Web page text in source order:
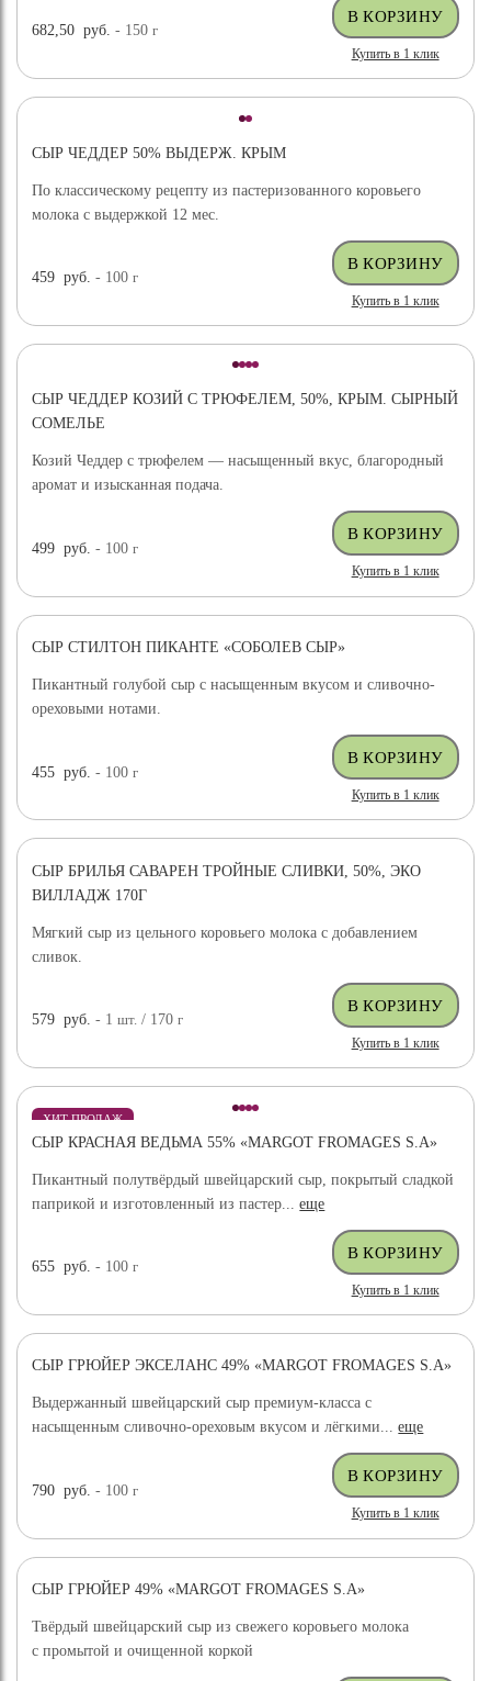
682,50 руб. - 150г
Купить в 1 клик
СЫР ЧЕДДЕР 50% ВЫДЕРЖ. КРЫМ
По классическому рецепту из пастеризованного коровьего
молока с выдержкой 12 мес.
459 руб. - 100г
Купить в 1 клик
СЫР ЧЕДДЕР КОЗИЙ С ТРЮФЕЛЕМ, 50%, КРЫМ. СЫРНЫЙ
СОМЕЛЬЕ
Козий Чеддер с трюфелем — насыщенный вкус, благородный
аромат и изысканная подача.
499 руб. - 100г
Купить в 1 клик
СЫР СТИЛТОН ПИКАНТЕ «СОБОЛЕВ СЫР»
Пикантный голубой сыр с насыщенным вкусом и сливочно-
ореховыми нотами.
455 руб. - 100г
Купить в 1 клик
СЫР БРИЛЬЯ САВАРЕН ТРОЙНЫЕ СЛИВКИ, 50%, ЭКО
ВИЛЛАДЖ 170Г
Мягкий сыр из цельного коровьего молока с добавлением
сливок.
579 руб. - 1шт. / 170г
Купить в 1 клик
ХИТ ПРОДАЖ
СЫР КРАСНАЯ ВЕДЬМА 55% «MARGOT FROMAGES S.A»
Пикантный полутвёрдый швейцарский сыр, покрытый сладкой
паприкой и изготовленный из пастер...еще
655 руб. - 100г
Купить в 1 клик
ХИТ ПРОДАЖ
СЫР ГРЮЙЕР ЭКСЕЛАНС 49% «MARGOT FROMAGES S.A»
Выдержанный швейцарский сыр премиум-класса с
насыщенным сливочно-ореховым вкусом и лёгкими...еще
790 руб. - 100г
Купить в 1 клик
ХИТ ПРОДАЖ
СЫР ГРЮЙЕР 49% «MARGOT FROMAGES S.A»
Твёрдый швейцарский сыр из свежего коровьего молока
с промытой и очищенной коркой